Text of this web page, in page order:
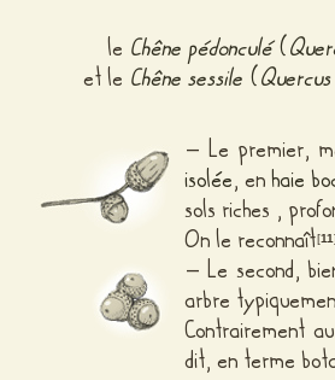
le Chêne pédonculé(
et le Chêne sessile (
– Le premier,
isolée, enhaie
sols riches ,
On le reconnaît[11]
– Le second,
arbre
Contrairement
dit, en terme